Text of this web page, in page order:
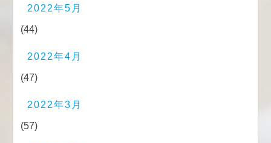
2022年5月
(44)
2022年4月
(47)
2022年3月
(57)